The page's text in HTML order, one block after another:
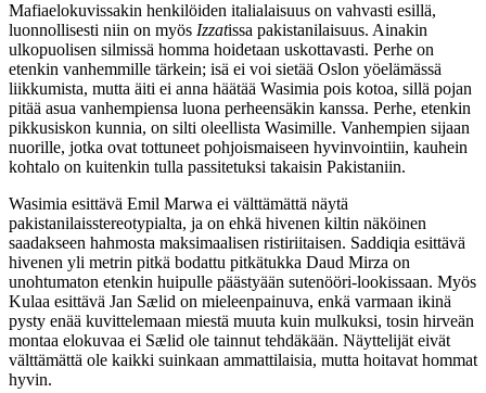
Mafiaelokuvissakin henkilöiden italialaisuus on vahvasti esillä,
luonnollisesti niin on myös Izzatissa pakistanilaisuus. Ainakin
ulkopuolisen silmissä homma hoidetaan uskottavasti. Perhe on
etenkin vanhemmille tärkein; isä ei voi sietää Oslon yöelämässä
liikkumista, mutta äiti ei anna häätää Wasimia pois kotoa, sillä pojan
pitää asua vanhempiensa luona perheensäkin kanssa. Perhe, etenkin
pikkusiskon kunnia, on silti oleellista Wasimille. Vanhempien sijaan
nuorille, jotka ovat tottuneet pohjoismaiseen hyvinvointiin, kauhein
kohtalo on kuitenkin tulla passitetuksi takaisin Pakistaniin.
Wasimia esittävä Emil Marwa ei välttämättä näytä
pakistanilaisstereotypialta, ja on ehkä hivenen kiltin näköinen
saadakseen hahmosta maksimaalisen ristiriitaisen. Saddiqia esittävä
hivenen yli metrin pitkä bodattu pitkätukka Daud Mirza on
unohtumaton etenkin huipulle päästyään sutenööri-lookissaan. Myös
Kulaa esittävä Jan Sælid on mieleenpainuva, enkä varmaan ikinä
pysty enää kuvittelemaan miestä muuta kuin mulkuksi, tosin hirveän
montaa elokuvaa ei Sælid ole tainnut tehdäkään. Näyttelijät eivät
välttämättä ole kaikki suinkaan ammattilaisia, mutta hoitavat hommat
hyvin.